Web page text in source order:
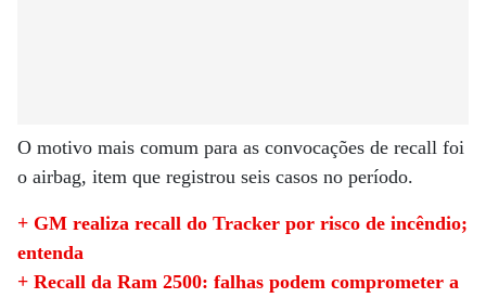
O motivo mais comum para as convocações de recall foi
o airbag, item que registrou seis casos no período.
+ GM realiza recall do Tracker por risco de incêndio;
entenda
+ Recall da Ram 2500: falhas podem comprometer a